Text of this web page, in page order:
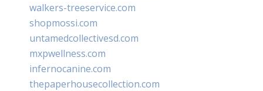
walkers-treeservice.com
shopmossi.com
untamedcollectivesd.com
mxpwellness.com
infernocanine.com
thepaperhousecollection.com